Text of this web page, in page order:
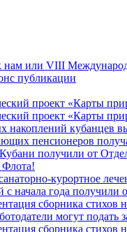
нам или VIII
публикации
проект «Карты
проект «Карты
накоплений кубанцев
пенсионеров
получили от
курортное
начала года получили
сборника
могут
сборника